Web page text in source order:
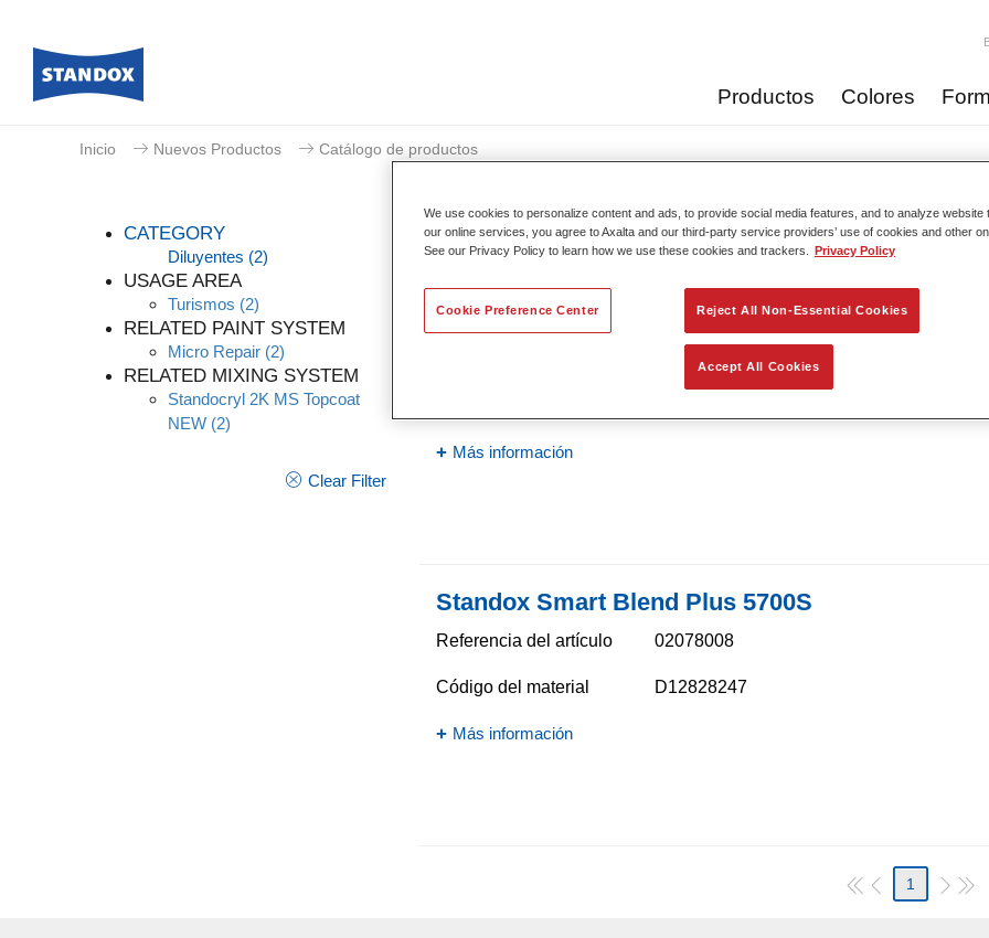
Productos Colores
Inicio Nuevos Productos Catálogo de productos
CATEGORY
Diluyentes (2)
USAGE AREA
Turismos (2)
RELATED PAINT SYSTEM
Micro Repair (2)
RELATED MIXING SYSTEM
Standocryl 2K MS Topcoat
NEW (2)
Clear Filter
Catálogo de
Standox Smart Blend Plus 5700​
02078009
Más información
Standox Smart Blend Plus 5700​S
Referencia del artículo 02078008
Código del material D12828247
Más información
1
We use cookies to personalize content and ads, to provide social media features, and to analyze website
our online services, you agree to Axalta and our third-party service providers’ use of cookies and other
See our Privacy Policy to learn how we use these cookies and trackers.
Privacy Policy
Reject All Non-Essential Cookies
Accept All Cookies
Cookie Preference Center